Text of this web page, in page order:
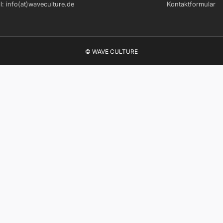
info(at)waveculture.de
Kontaktformular
© WAVE CULTURE